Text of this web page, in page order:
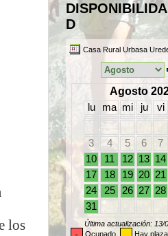
los
DISPONIBILIDA
D